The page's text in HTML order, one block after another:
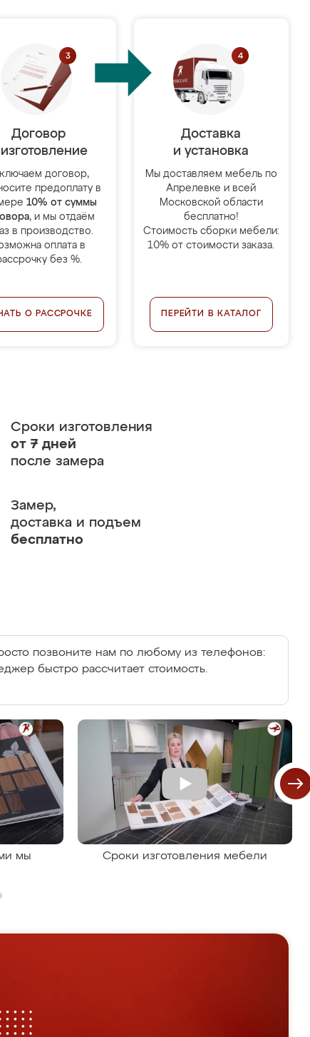
Договор
договор,
предоплату в
10% от суммы
, и мы отдаём
в производство.
оплата в
без %.
О РАССРОЧКЕ
Доставка
и установка
Мы доставляем мебель по
Апрелевке и всей
Московской области
бесплатно!
Стоимость сборки мебели:
10% от стоимости заказа.
ПЕРЕЙТИ В КАТАЛОГ
Сроки изготовления
от 7 дней
после замера
Замер,
доставка и подъем
бесплатно
позвоните нам по любому из телефонов:
быстро рассчитает стоимость.
мы
Сроки изготовления мебели